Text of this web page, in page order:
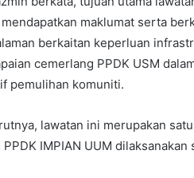
maklumat serta
berkaitan keperluan
cemerlang PPDK USM
pemulihan komuniti.
lawatan ini merupakan
IMPIAN UUM dilaksanakan